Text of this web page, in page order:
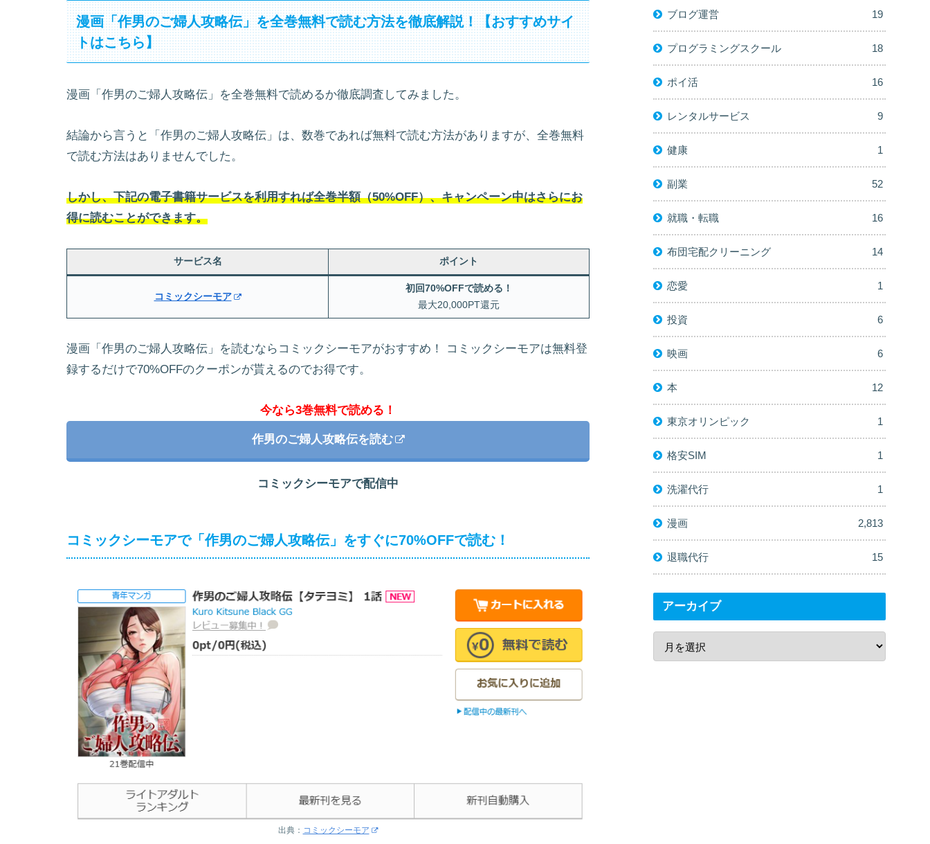
漫画「作男のご婦人攻略伝」を全巻無料で読む方法を徹底解説！【おすすめサイ
トはこちら】
漫画「作男のご婦人攻略伝」を全巻無料で読めるか徹底調査してみました。
結論から言うと「作男のご婦人攻略伝」は、数巻であれば無料で読む方法がありますが、全巻無料
で読む方法はありませんでした。
しかし、下記の電子書籍サービスを利用すれば全巻半額（50%OFF）、キャンペーン中はさらにお
得に読むことができます。
サービス名 ポイント
コミックシーモア
初回70%OFFで読める！
最大20,000PT還元
漫画「作男のご婦人攻略伝」を読むならコミックシーモアがおすすめ！ コミックシーモアは無料登
録するだけで70%OFFのクーポンが貰えるのでお得です。
今なら3巻無料で読める！
作男のご婦人攻略伝を読む
コミックシーモアで配信中
コミックシーモアで「作男のご婦人攻略伝」をすぐに70%OFFで読む！
出典： コミックシーモア
ブログ運営 19
プログラミングスクール 18
ポイ活 16
レンタルサービス 9
健康 1
副業 52
就職・転職 16
布団宅配クリーニング 14
恋愛 1
投資 6
映画 6
本 12
東京オリンピック 1
格安SIM 1
洗濯代行 1
漫画 2,813
退職代行 15
アーカイブ